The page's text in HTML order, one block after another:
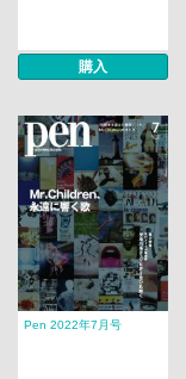
購入
Pen 2022年7月号